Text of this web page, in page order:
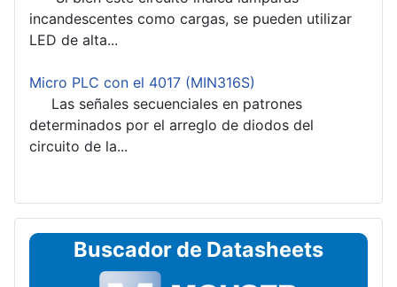
incandescentes como cargas, se pueden utilizar
LED de alta...
Micro PLC con el 4017 (MIN316S)
Las señales secuenciales en patrones
determinados por el arreglo de diodos del
circuito de la...
Buscador de Datasheets